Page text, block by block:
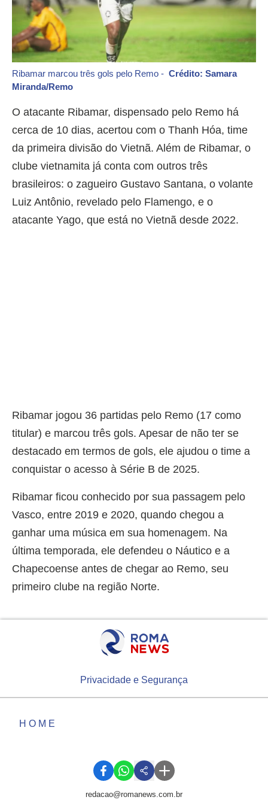
Ribamar marcou três gols pelo Remo - Crédito: Samara
Miranda/Remo
O atacante Ribamar, dispensado pelo Remo há
cerca de 10 dias, acertou com o Thanh Hóa, time
da primeira divisão do Vietnã. Além de Ribamar, o
clube vietnamita já conta com outros três
brasileiros: o zagueiro Gustavo Santana, o volante
Luiz Antônio, revelado pelo Flamengo, e o
atacante Yago, que está no Vietnã desde 2022.
Ribamar jogou 36 partidas pelo Remo (17 como
titular) e marcou três gols. Apesar de não ter se
destacado em termos de gols, ele ajudou o time a
conquistar o acesso à Série B de 2025.
Ribamar ficou conhecido por sua passagem pelo
Vasco, entre 2019 e 2020, quando chegou a
ganhar uma música em sua homenagem. Na
última temporada, ele defendeu o Náutico e a
Chapecoense antes de chegar ao Remo, seu
primeiro clube na região Norte.
Privacidade e Segurança
HOME
redacao@romanews.com.br